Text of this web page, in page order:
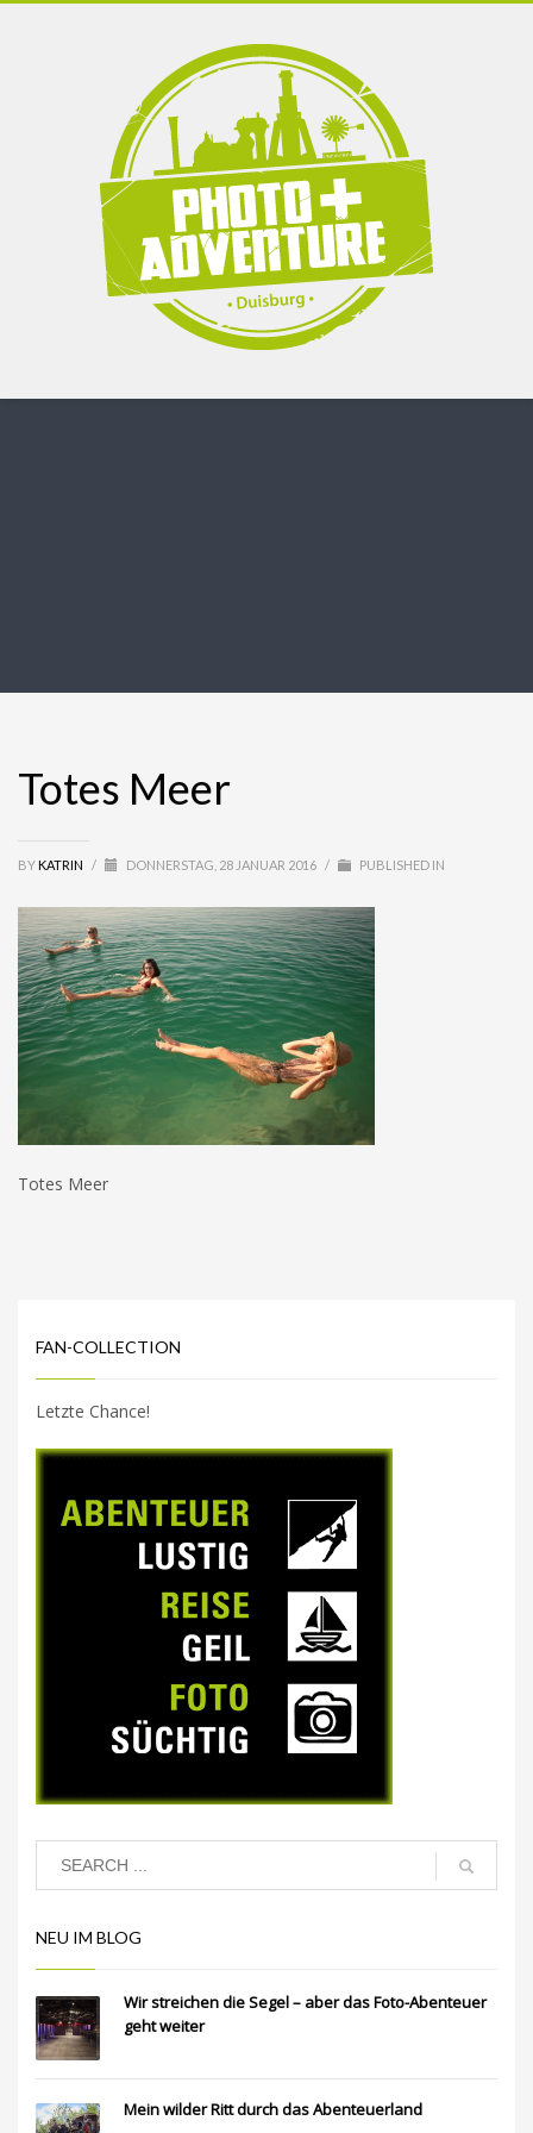
Totes Meer
BY KATRIN / DONNERSTAG, 28 JANUAR 2016 / PUBLISHED IN
Totes Meer
FAN-COLLECTION
Letzte Chance!
NEU IM BLOG
Wir streichen die Segel – aber das Foto-Abenteuer
geht weiter
Mein wilder Ritt durch das Abenteuerland